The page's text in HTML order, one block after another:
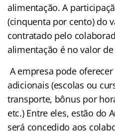
alimentação. A
(cinquenta por cento) do
contratado pelo
alimentação é no valor de
A empresa pode
adicionais (escolas ou
transporte, bônus por
etc.) Entre eles, estão do
será concedido aos